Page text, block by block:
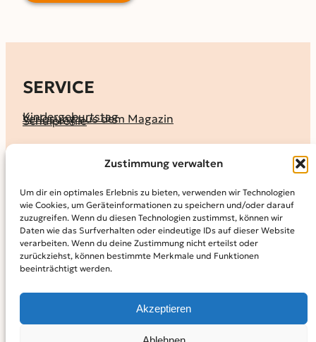
Zustimmung verwalten
Um dir ein optimales Erlebnis zu bieten, verwenden wir Technologien
wie Cookies, um Geräteinformationen zu speichern und/oder darauf
zuzugreifen. Wenn du diesen Technologien zustimmst, können wir
Daten wie das Surfverhalten oder eindeutige IDs auf dieser Website
verarbeiten. Wenn du deine Zustimmung nicht erteilst oder
zurückziehst, können bestimmte Merkmale und Funktionen
beeinträchtigt werden.
Akzeptieren
SERVICE
Kindergeburtstag
Verlosung aus dem Magazin
Schulprofile
KALENDER
MAGAZIN
KidS-Ausgaben online lesen
Abonnement
Archiv
INFO
Datenschutz­erklärung
Powered by